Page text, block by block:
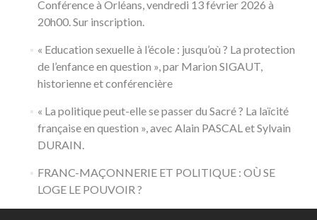
Conférence à Orléans, vendredi 13 février 2026 à
20h00. Sur inscription.
« Education sexuelle à l’école : jusqu’où ? La protection
de l’enfance en question », par Marion SIGAUT,
historienne et conférencière
« La politique peut-elle se passer du Sacré ? La laïcité
française en question », avec Alain PASCAL et Sylvain
DURAIN.
FRANC-MAÇONNERIE ET POLITIQUE : OÙ SE
LOGE LE POUVOIR ?